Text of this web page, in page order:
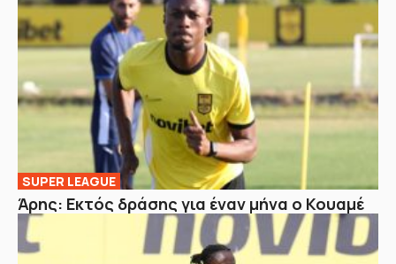
SUPER LEAGUE
Άρης: Εκτός δράσης για έναν μήνα ο Κουαμέ